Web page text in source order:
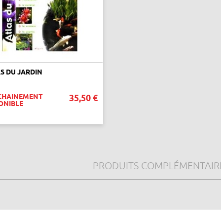
DU JARDIN
35,50 €
PRODUITS